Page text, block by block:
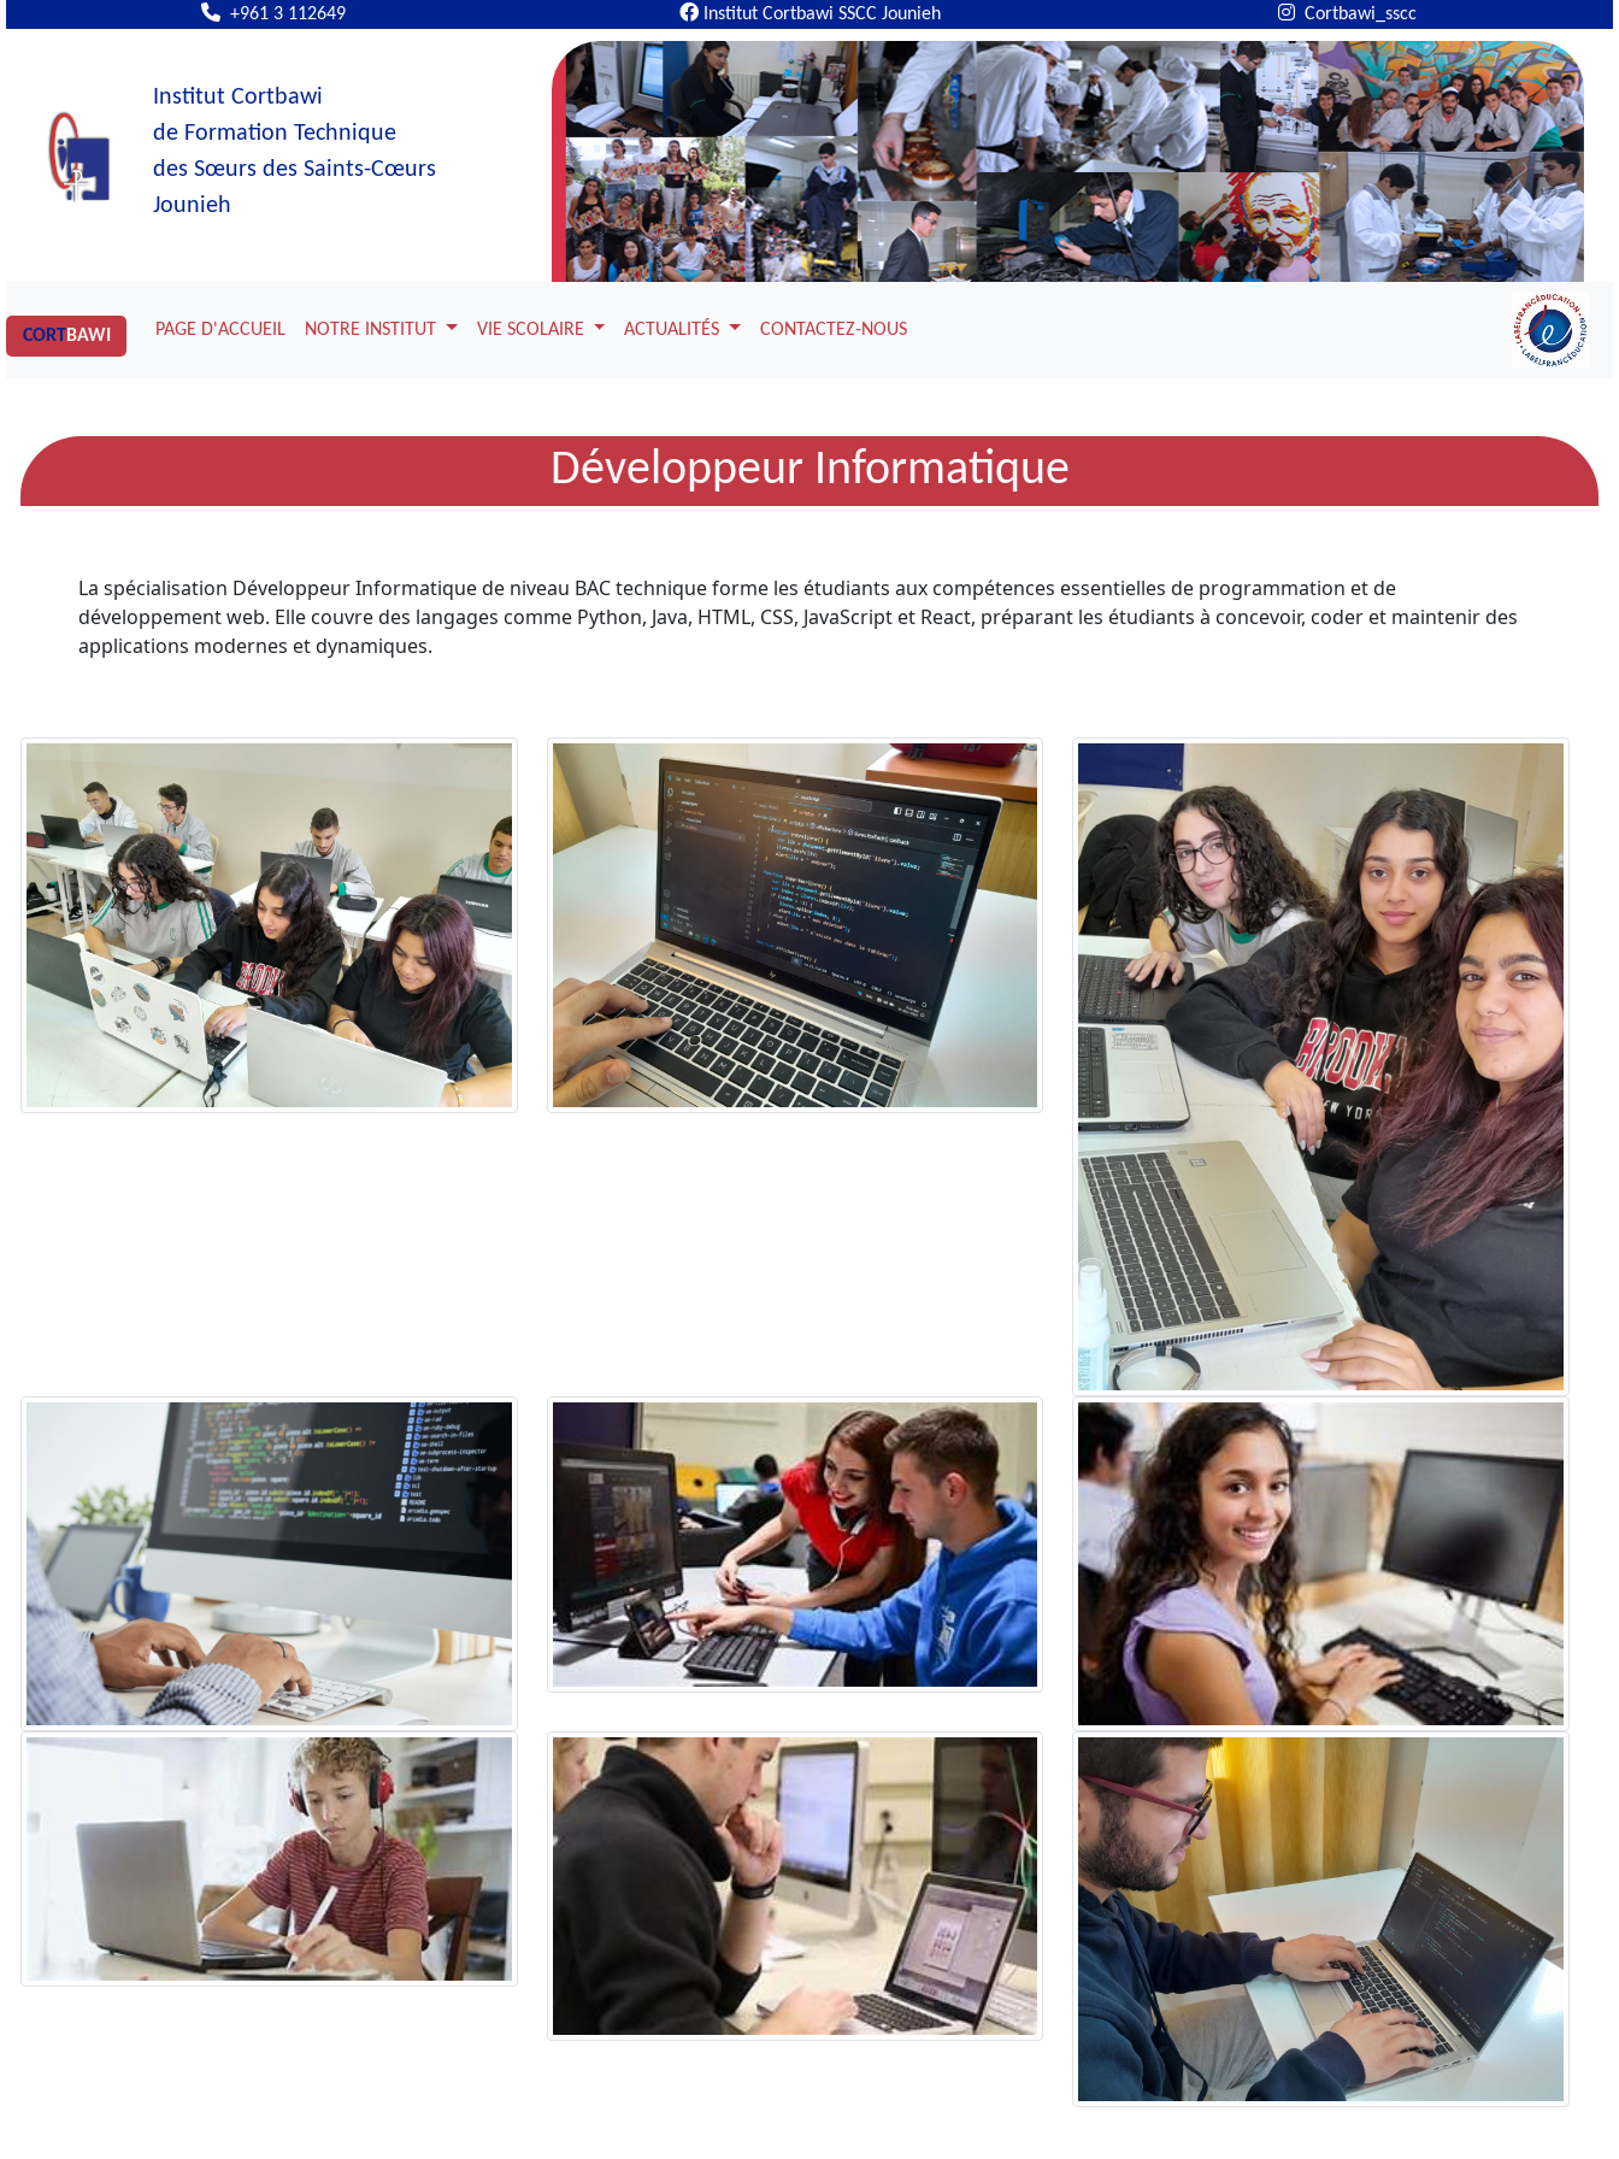
+961 3 112649 Institut Cortbawi SSCC Jounieh Cortbawi_sscc
Institut Cortbawi
de Formation Technique
des Sœurs des Saints-Cœurs
Jounieh
CORTBAWI PAGE D'ACCUEIL NOTRE INSTITUT VIE SCOLAIRE ACTUALITÉS CONTACTEZ-NOUS
Développeur Informatique
La spécialisation Développeur Informatique de niveau BAC technique forme les étudiants aux compétences essentielles de programmation et de
développement web. Elle couvre des langages comme Python, Java, HTML, CSS, JavaScript et React, préparant les étudiants à concevoir, coder et maintenir des
applications modernes et dynamiques.